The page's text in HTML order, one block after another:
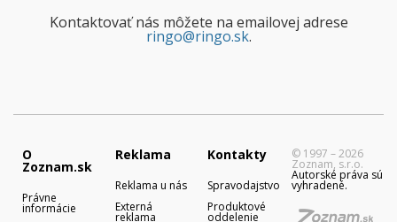
Kontaktovať nás môžete na emailovej adrese
ringo@ringo.sk.
O
Zoznam.sk
Právne
informácie
Reklama
Reklama u nás
Externá
reklama
Kontakty
Spravodajstvo
Produktové
oddelenie
© 1997 – 2026
Zoznam, s.r.o.
Autorské práva sú
vyhradené.